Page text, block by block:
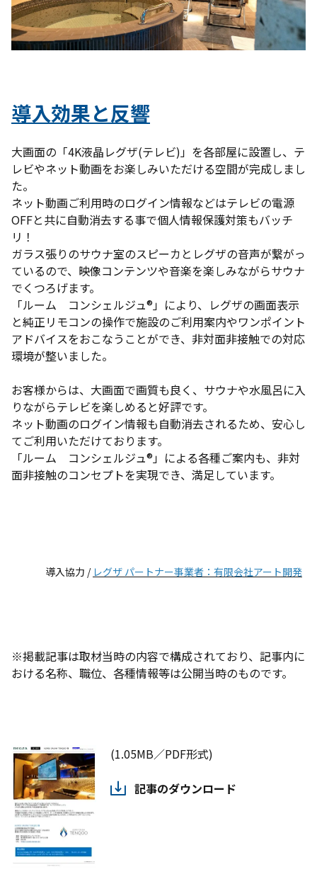
導入効果と反響
大画面の「4K液晶レグザ(テレビ)」を各部屋に設置し、テ
レビやネット動画をお楽しみいただける空間が完成しまし
た。
ネット動画ご利用時のログイン情報などはテレビの電源
OFFと共に自動消去する事で個人情報保護対策もバッチ
リ！
ガラス張りのサウナ室のスピーカとレグザの音声が繋がっ
ているので、映像コンテンツや音楽を楽しみながらサウナ
でくつろげます。
「ルーム コンシェルジュ®」により、レグザの画面表示
と純正リモコンの操作で施設のご利用案内やワンポイント
アドバイスをおこなうことができ、非対面非接触での対応
環境が整いました。
お客様からは、大画面で画質も良く、サウナや水風呂に入
りながらテレビを楽しめると好評です。
ネット動画のログイン情報も自動消去されるため、安心し
てご利用いただけております。
「ルーム コンシェルジュ®」による各種ご案内も、非対
面非接触のコンセプトを実現でき、満足しています。
導入協力 / レグザ パートナー事業者：有限会社アート開発
※掲載記事は取材当時の内容で構成されており、記事内に
おける名称、職位、各種情報等は公開当時のものです。
(1.05MB／PDF形式)
記事のダウンロード